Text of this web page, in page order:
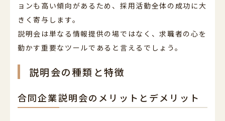
ョンも高い傾向があるため、採用活動全体の成功に大
きく寄与します。
説明会は単なる情報提供の場ではなく、求職者の心を
動かす重要なツールであると言えるでしょう。
説明会の種類と特徴
合同企業説明会のメリットとデメリット